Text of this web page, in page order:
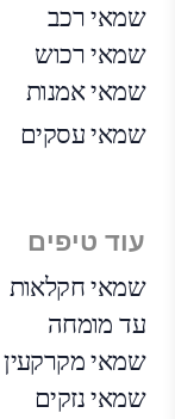
שמאי רכב
שמאי רכוש
שמאי אמנות
שמאי עסקים
עוד טיפים
שמאי חקלאות
עד מומחה
שמאי מקרקעין
שמאי נזקים